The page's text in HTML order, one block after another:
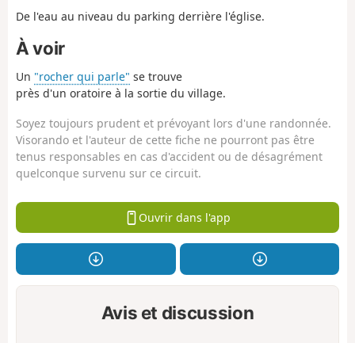
De l'eau au niveau du parking derrière l'église.
À voir
Un "rocher qui parle" se trouve
près d'un oratoire à la sortie du village.
Soyez toujours prudent et prévoyant lors d'une randonnée.
Visorando et l'auteur de cette fiche ne pourront pas être
tenus responsables en cas d'accident ou de désagrément
quelconque survenu sur ce circuit.
Ouvrir dans l'app
Avis et discussion